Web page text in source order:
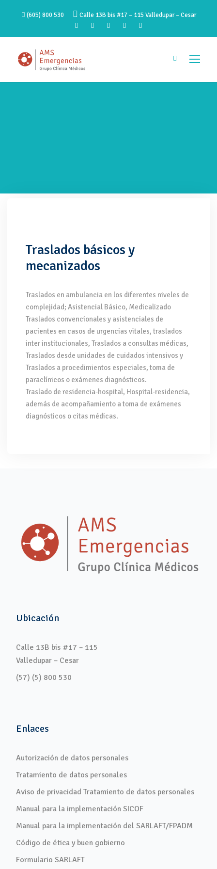
(605) 800 530 Calle 13B bis #17 – 115 Valledupar – Cesar
Traslados básicos y
mecanizados
Traslados en ambulancia en los diferentes niveles de
complejidad; Asistencial Básico, Medicalizado
Traslados convencionales y asistenciales de
pacientes en casos de urgencias vitales, traslados
inter institucionales, Traslados a consultas médicas,
Traslados desde unidades de cuidados intensivos y
Traslados a procedimientos especiales, toma de
paraclínicos o exámenes diagnósticos.
Traslado de residencia-hospital, Hospital-residencia,
además de acompañamiento a toma de exámenes
diagnósticos o citas médicas.
Ubicación
Calle 13B bis #17 – 115
Valledupar – Cesar
(57) (5) 800 530
Enlaces
Autorización de datos personales
Tratamiento de datos personales
Aviso de privacidad Tratamiento de datos personales
Manual para la implementación SICOF
Manual para la implementación del SARLAFT/FPADM
Código de ética y buen gobierno
Formulario SARLAFT